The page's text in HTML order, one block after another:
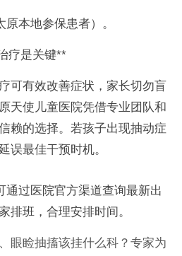
本地参保患者）。
疗是关键**
可有效改善症状，家长切勿盲
天使儿童医院凭借专业团队和
赖的选择。若孩子出现抽动症
误最佳干预时机。
过医院官方渠道查询最新出
排班，合理安排时间。
眼睑抽搐该挂什么科？专家为